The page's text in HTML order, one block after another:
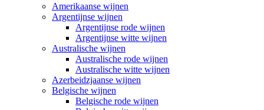
Amerikaanse wijnen
Argentijnse wijnen
Argentijnse rode wijnen
Argentijnse witte wijnen
Australische wijnen
Australische rode wijnen
Australische witte wijnen
Azerbeidzjaanse wijnen
Belgische wijnen
Belgische rode wijnen